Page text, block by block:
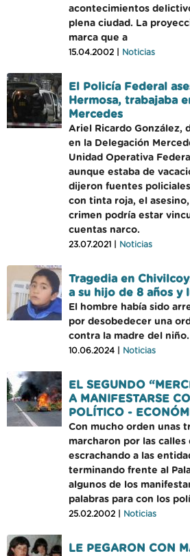
acontecimientos
plena ciudad. La
marca que a
15.04.2002 | Noticias
El Policía Federal
Hermosa, trabajaba
Mercedes
Ariel Ricardo González,
en la Delegación
Unidad Operativa
aunque estaba de
dijeron fuentes
con tinta roja, el
crimen podría estar
cuentas narco.
23.07.2021 | Noticias
Tragedia en
a su hijo de 8 años y
El hombre había sido
por desobedecer una
contra la madre del niño.
10.06.2024 | Noticias
EL SEGUNDO
A MANIFESTARSE
POLÍTICO -
Con mucho orden unas
marcharon por las calles
escrachando a las
terminando frente al
algunos de los
palabras para con los
25.02.2002 | Noticias
LE PEGARON CON